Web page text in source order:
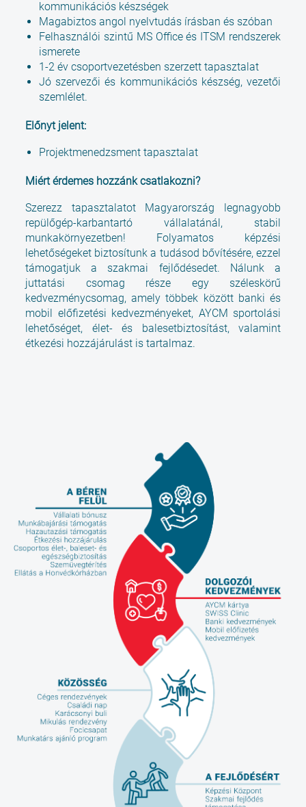
kommunikációs készségek
Magabiztos angol nyelvtudás írásban és szóban
Felhasználói szintű MS Office és ITSM rendszerek
ismerete
1-2 év csoportvezetésben szerzett tapasztalat
Jó szervezői és kommunikációs készség, vezetői
szemlélet.
Előnyt jelent:
Projektmenedzsment tapasztalat
Miért érdemes hozzánk csatlakozni?
Szerezz tapasztalatot Magyarország legnagyobb
repülőgép-karbantartó vállalatánál, stabil
munkakörnyezetben! Folyamatos képzési
lehetőségeket biztosítunk a tudásod bővítésére, ezzel
támogatjuk a szakmai fejlődésedet. Nálunk a
juttatási csomag része egy széleskörű
kedvezménycsomag, amely többek között banki és
mobil előfizetési kedvezményeket, AYCM sportolási
lehetőséget, élet- és balesetbiztosítást, valamint
étkezési hozzájárulást is tartalmaz.